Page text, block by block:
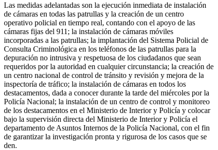
Las medidas adelantadas son la ejecución inmediata de instalación
de cámaras en todas las patrullas y la creación de un centro
operativo policial en tiempo real, contando con el apoyo de las
cámaras fijas del 911; la instalación de cámaras móviles
incorporadas a las patrullas; la implantación del Sistema Policial de
Consulta Criminológica en los teléfonos de las patrullas para la
depuración no intrusiva y respetuosa de los ciudadanos que sean
requeridos por la autoridad en cualquier circunstancia; la creación de
un centro nacional de control de tránsito y revisión y mejora de la
inspectoría de tráfico; la instalación de cámaras en todos los
destacamentos, dada a conocer durante la tarde del miércoles por la
Policía Nacional; la instalación de un centro de control y monitoreo
de los destacamentos en el Ministerio de Interior y Policía y colocar
bajo la supervisión directa del Ministerio de Interior y Policía el
departamento de Asuntos Internos de la Policía Nacional, con el fin
de garantizar la investigación pronta y rigurosa de los casos que se
den.